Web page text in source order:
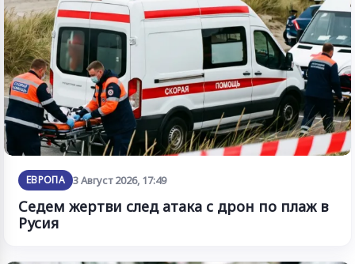
ЕВРОПА 3 Август 2026, 17:49
Седем жертви след атака с дрон по плаж в
Русия